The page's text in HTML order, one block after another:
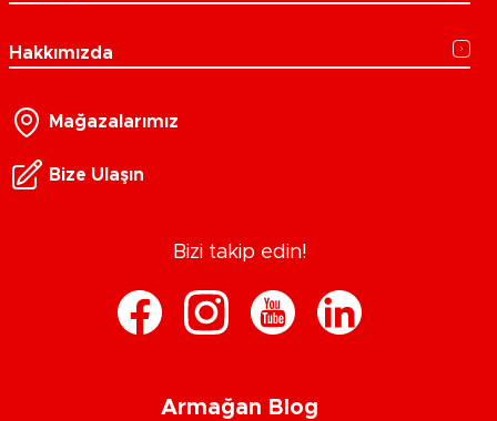
Hakkımızda
Mağazalarımız
Bize Ulaşın
Bizi takip edin!
Armağan Blog